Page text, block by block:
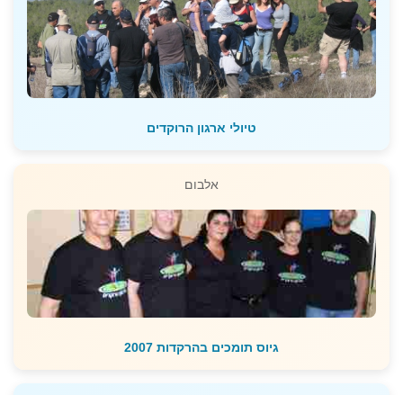
טיולי ארגון הרוקדים
אלבום
גיוס תומכים בהרקדות 2007